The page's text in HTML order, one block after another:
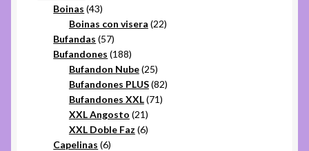
Boinas 4343
productos
Boinas con visera 2222
Bufandas 5757
productos
Bufandones 188188
productos
Bufandon Nube 2525
productos
Bufandones PLUS 8282
Bufandones XXL 7171
XXL Angosto 2121
productos
XXL Doble Faz 66
Capelinas 66